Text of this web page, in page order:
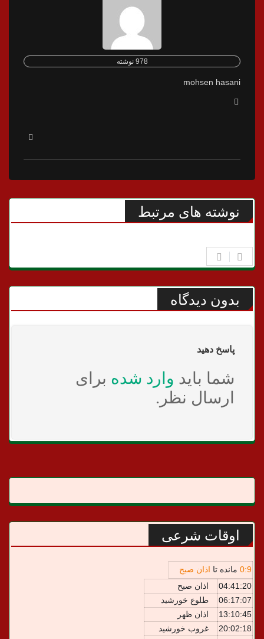
978 نوشته
mohsen hasani
نوشته های مرتبط
بدون دیدگاه
پاسخ دهید
شما باید وارد شده برای
ارسال نظر.
اوقات شرعی
0:9 مانده تا اذان صبح
04:41:20
اذان صبح
06:17:07
طلوع خورشید
13:10:45
اذان ظهر
20:02:18
غروب خورشید